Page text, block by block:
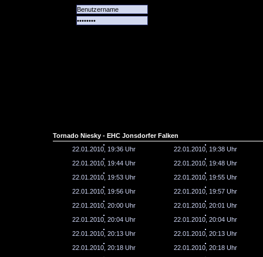
Tornado Niesky - EHC Jonsdorfer Falken
22.01.2010, 19:36 Uhr
22.01.2010, 19:38 Uhr
22.01.2010, 19:44 Uhr
22.01.2010, 19:48 Uhr
22.01.2010, 19:53 Uhr
22.01.2010, 19:55 Uhr
22.01.2010, 19:56 Uhr
22.01.2010, 19:57 Uhr
22.01.2010, 20:00 Uhr
22.01.2010, 20:01 Uhr
22.01.2010, 20:04 Uhr
22.01.2010, 20:04 Uhr
22.01.2010, 20:13 Uhr
22.01.2010, 20:13 Uhr
22.01.2010, 20:18 Uhr
22.01.2010, 20:18 Uhr